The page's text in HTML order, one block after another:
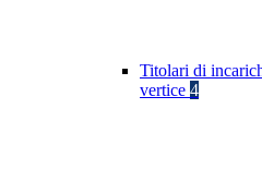
Titolari di
vertice 4